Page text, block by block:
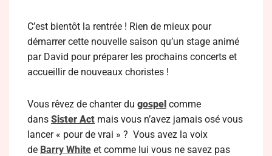
C’est bientôt la rentrée ! Rien de mieux pour
démarrer cette nouvelle saison qu’un stage animé
par David pour préparer les prochains concerts et
accueillir de nouveaux choristes !
Vous rêvez de chanter du gospel comme
dans Sister Act mais vous n’avez jamais osé vous
lancer « pour de vrai » ? Vous avez la voix
de Barry White et comme lui vous ne savez pas